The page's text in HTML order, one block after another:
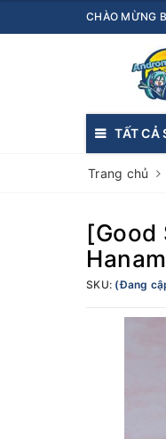
CHÀO MỪNG
TẤT CẢ
Trang chủ
[Good
SKU: (Đang